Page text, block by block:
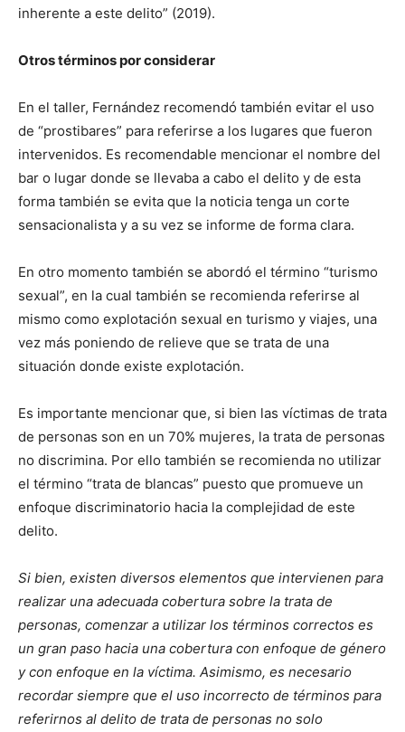
inherente a este delito” (2019).
Otros términos por considerar
En el taller, Fernández recomendó también evitar el uso
de “prostibares” para referirse a los lugares que fueron
intervenidos. Es recomendable mencionar el nombre del
bar o lugar donde se llevaba a cabo el delito y de esta
forma también se evita que la noticia tenga un corte
sensacionalista y a su vez se informe de forma clara.
En otro momento también se abordó el término “turismo
sexual”, en la cual también se recomienda referirse al
mismo como explotación sexual en turismo y viajes, una
vez más poniendo de relieve que se trata de una
situación donde existe explotación.
Es importante mencionar que, si bien las víctimas de trata
de personas son en un 70% mujeres, la trata de personas
no discrimina. Por ello también se recomienda no utilizar
el término “trata de blancas” puesto que promueve un
enfoque discriminatorio hacia la complejidad de este
delito.
Si bien, existen diversos elementos que intervienen para
realizar una adecuada cobertura sobre la trata de
personas, comenzar a utilizar los términos correctos es
un gran paso hacia una cobertura con enfoque de género
y con enfoque en la víctima. Asimismo, es necesario
recordar siempre que el uso incorrecto de términos para
referirnos al delito de trata de personas no solo